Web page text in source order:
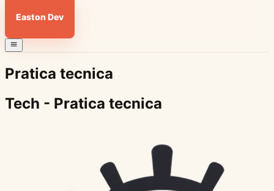
Easton Dev
Pratica tecnica
Tech - Pratica tecnica